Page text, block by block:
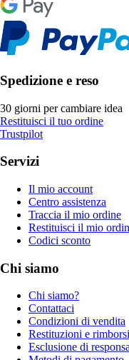
Spedizione e reso
30 giorni per cambiare idea
Restituisci il tuo ordine
Trustpilot
Servizi
Il mio account
Centro assistenza
Traccia il mio ordine
Restituisci il mio
Codici sconto
Chi siamo
Chi siamo?
Contattaci
Condizioni di vendita
Restituzioni e rimborsi
Esclusione di